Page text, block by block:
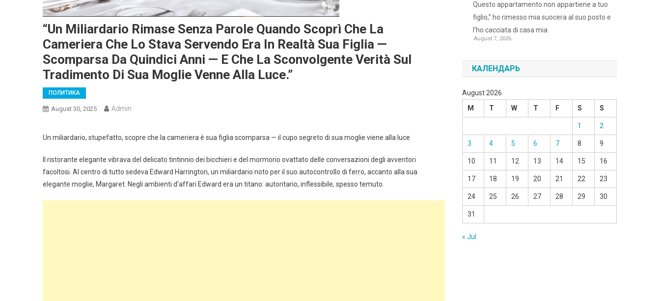
“Un Miliardario Rimase Senza Parole Quando Scoprì Che La
Cameriera Che Lo Stava Servendo Era In Realtà Sua Figlia —
Scomparsa Da Quindici Anni — E Che La Sconvolgente Verità Sul
Tradimento Di Sua Moglie Venne Alla Luce.”
ПОЛИТИКА
August 30, 2025 Admin
Un miliardario, stupefatto, scopre che la cameriera è sua figlia scomparsa — il cupo segreto di sua moglie viene alla luce
Il ristorante elegante vibrava del delicato tintinnio dei bicchieri e del mormorio ovattato delle conversazioni degli avventori
facoltosi. Al centro di tutto sedeva Edward Harrington, un miliardario noto per il suo autocontrollo di ferro, accanto alla sua
elegante moglie, Margaret. Negli ambienti d’affari Edward era un titano: autoritario, inflessibile, spesso temuto.
Questo appartamento non appartiene a tuo
figlio,” ho rimesso mia suocera al suo posto e
l’ho cacciata di casa mia
August 7, 2026
КАЛЕНДАРЬ
August 2026
M
T W T F S S
1 2
3 4 5 6 7 8 9
10 11 12 13 14 15 16
17 18 19 20 21 22 23
24 25 26 27 28 29 30
31
« Jul